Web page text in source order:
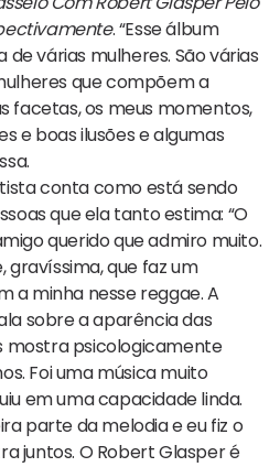
. “Esse álbum
várias mulheres. São várias
que compõem a
facetas, os meus momentos,
e boas ilusões e algumas
conta como está sendo
que ela tanto estima: “O
querido que admiro muito.
gravíssima, que faz um
a minha nesse reggae. A
sobre a aparência das
mostra psicologicamente
Foi uma música muito
em uma capacidade linda.
parte da melodia e eu fiz o
juntos. O Robert Glasper é